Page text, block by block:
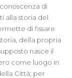
di
alla storia del
di fissare
della propria
nasce il
come luogo in
Città; per